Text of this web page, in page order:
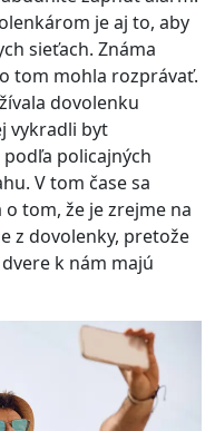
je aj to, aby
sieťach. Známa
tom mohla rozprávať.
dovolenku
vykradli byt
policajných
V tom čase sa
tom, že je zrejme na
z dovolenky, pretože
k nám majú